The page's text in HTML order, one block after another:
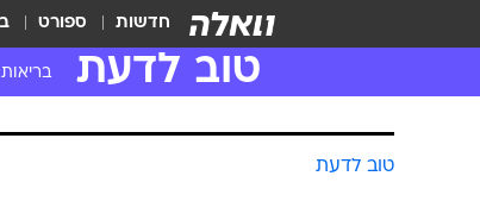
חדשות ספורט
טוב לדעת בריאות
טוב לדעת